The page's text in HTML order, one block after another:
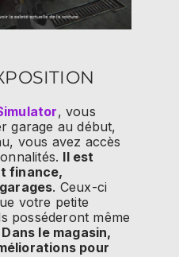
, vous
garage au début,
vous avez accès
Il est
finance,
. Ceux-ci
votre petite
posséderont même
Dans le magasin,
pour